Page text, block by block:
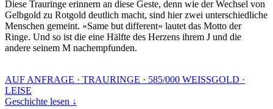
Diese Trauringe erinnern an diese Geste, denn wie der Wechsel von
Gelbgold zu Rotgold deutlich macht, sind hier zwei unterschiedliche
Menschen gemeint. »Same but different« lautet das Motto der
Ringe. Und so ist die eine Hälfte des Herzens ihrem J und die
andere seinem M nachempfunden.
AUF ANFRAGE · TRAURINGE · 585/000 WEISSGOLD ·
LEISE
Geschichte lesen ↓